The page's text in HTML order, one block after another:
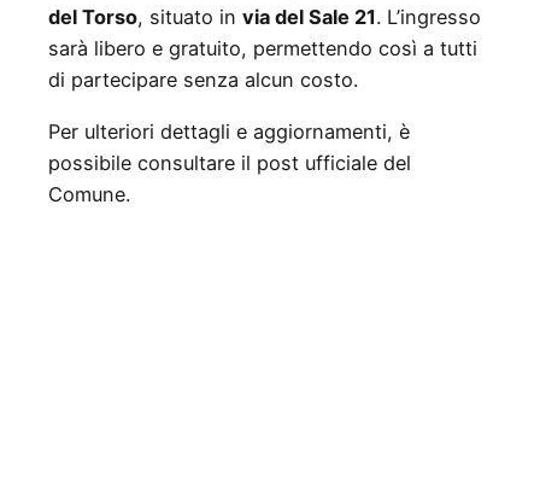
del Torso, situato in via del Sale 21. L’ingresso
sarà libero e gratuito, permettendo così a tutti
di partecipare senza alcun costo.
Per ulteriori dettagli e aggiornamenti, è
possibile consultare il post ufficiale del
Comune.